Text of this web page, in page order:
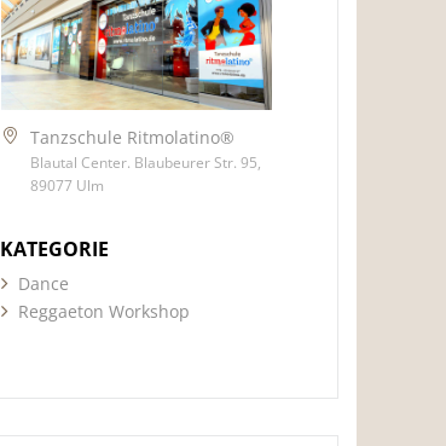
Tanzschule Ritmolatino®
Blautal Center. Blaubeurer Str. 95,
89077 Ulm
KATEGORIE
Dance
Reggaeton Workshop